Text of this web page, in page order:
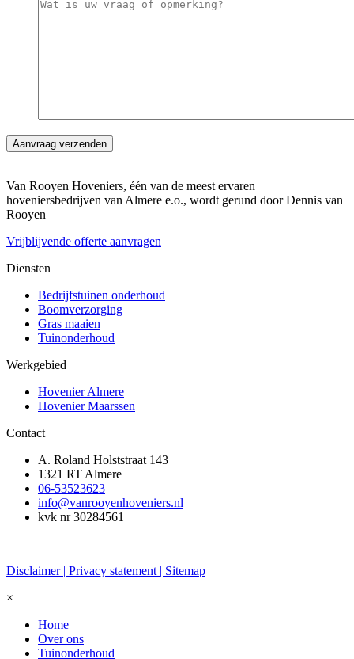
Van Rooyen Hoveniers, één van de meest ervaren
hoveniersbedrijven van Almere e.o., wordt gerund door Dennis van
Rooyen
Vrijblijvende offerte aanvragen
Diensten
Bedrijfstuinen onderhoud
Boomverzorging
Gras maaien
Tuinonderhoud
Werkgebied
Hovenier Almere
Hovenier Maarssen
Contact
A. Roland Holststraat 143
1321 RT Almere
06-53523623
info@vanrooyenhoveniers.nl
kvk nr 30284561
Disclaimer | Privacy statement | Sitemap
×
Home
Over ons
Tuinonderhoud